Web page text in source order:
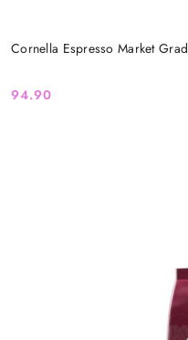
Cornella Espresso Market
Cena:
94.90